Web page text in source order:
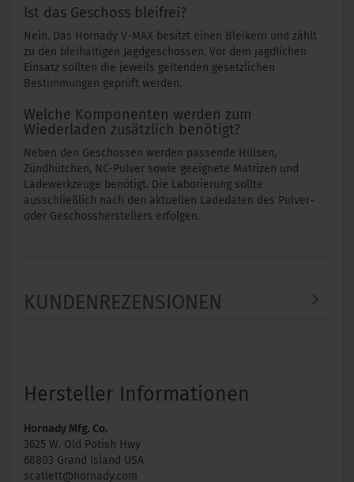
Ist das Geschoss bleifrei?
Nein. Das Hornady V-MAX besitzt einen Bleikern und zählt
zu den bleihaltigen Jagdgeschossen. Vor dem jagdlichen
Einsatz sollten die jeweils geltenden gesetzlichen
Bestimmungen geprüft werden.
Welche Komponenten werden zum
Wiederladen zusätzlich benötigt?
Neben den Geschossen werden passende Hülsen,
Zündhütchen, NC-Pulver sowie geeignete Matrizen und
Ladewerkzeuge benötigt. Die Laborierung sollte
ausschließlich nach den aktuellen Ladedaten des Pulver-
oder Geschossherstellers erfolgen.
KUNDENREZENSIONEN
Hersteller Informationen
Hornady Mfg. Co.
3625 W. Old Potish Hwy
68803 Grand Island USA
scatlett@hornady.com